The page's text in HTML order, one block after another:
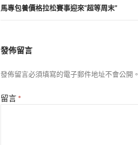
覽
馬專包養價格拉松賽事迎來“超等周末”
發佈留言
發佈留言必須填寫的電子郵件地址不會公開。
留言 *